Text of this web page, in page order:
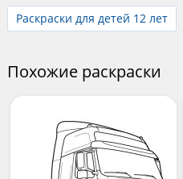
Раскраски для детей 12 лет
Похожие раскраски